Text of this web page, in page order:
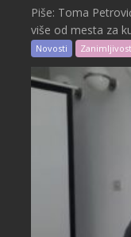
Piše: Toma
više od mesta za
Novosti